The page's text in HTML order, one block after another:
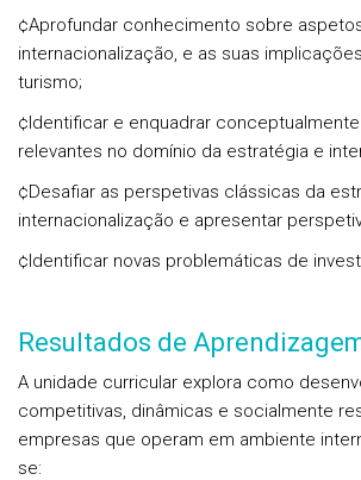
¢Aprofundar conhecimento sobre
internacionalização, e as suas
turismo;
¢Identificar e enquadrar
relevantes no domínio da estratégia e
¢Desafiar as perspetivas clássicas da
internacionalização e apresentar
¢Identificar novas problemáticas de
Resultados de
A unidade curricular explora como
competitivas, dinâmicas e socialmente
empresas que operam em ambiente
se: